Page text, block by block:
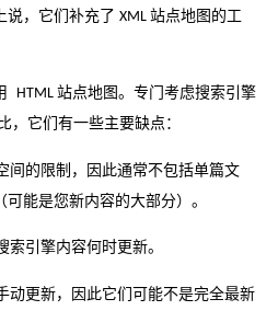
说，它们补充了 XML 站点地图的工
HTML 站点地图。专门考虑搜索引擎
，它们有一些主要缺点：
间的限制，因此通常不包括单篇文
能是您新内容的大部分）。
索引擎内容何时更新。
动更新，因此它们可能不是完全最新